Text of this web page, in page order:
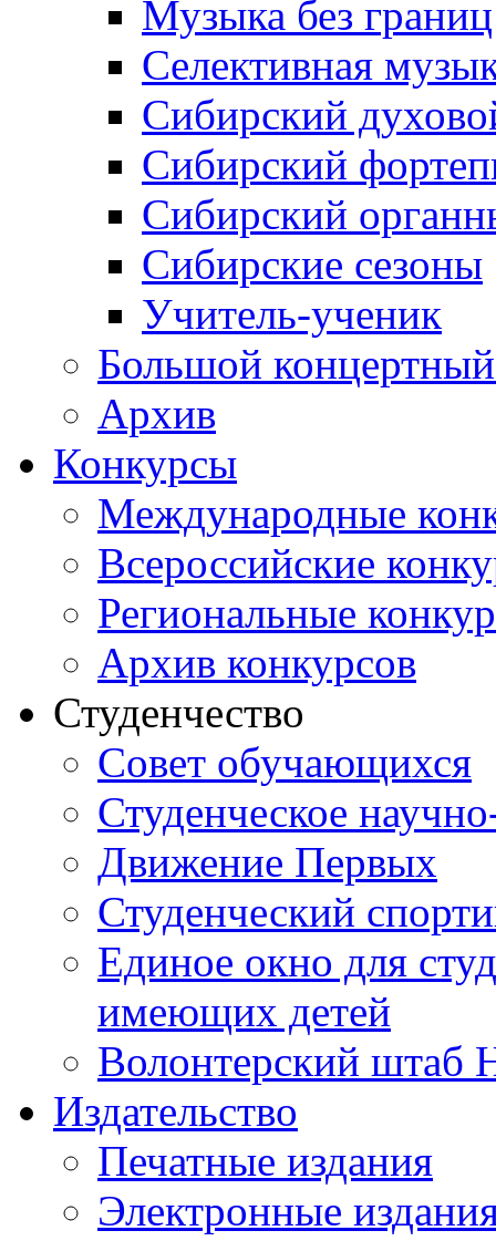
Музыка без границ
Селективная
Сибирский
Сибирский
Сибирский
Сибирские сезоны
Учитель-ученик
Большой концертный
Архив
Конкурсы
Международные
Всероссийские
Региональные
Архив конкурсов
Студенчество
Совет обучающихся
Студенческое
Движение Первых
Студенческий
Единое окно для
имеющих детей
Волонтерский штаб
Издательство
Печатные издания
Электронные